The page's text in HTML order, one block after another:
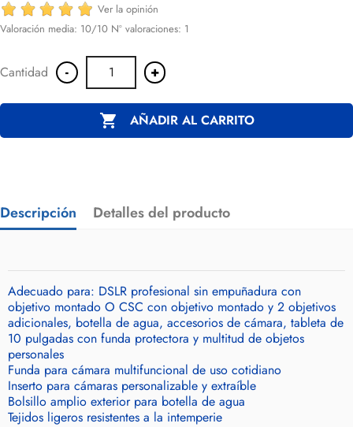
Ver la opinión
Valoración media: 10/10 Nº valoraciones: 1
Cantidad - +
 AÑADIR AL CARRITO
Descripción Detalles del producto
Adecuado para: DSLR profesional sin empuñadura con
objetivo montado O CSC con objetivo montado y 2 objetivos
adicionales, botella de agua, accesorios de cámara, tableta de
10 pulgadas con funda protectora y multitud de objetos
personales
Funda para cámara multifuncional de uso cotidiano
Inserto para cámaras personalizable y extraíble
Bolsillo amplio exterior para botella de agua
Tejidos ligeros resistentes a la intemperie